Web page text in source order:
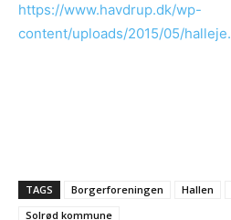
https://www.havdrup.dk/wp-
content/uploads/2015/05/
TAGS Borgerforeningen Hallen
Solrød kommune